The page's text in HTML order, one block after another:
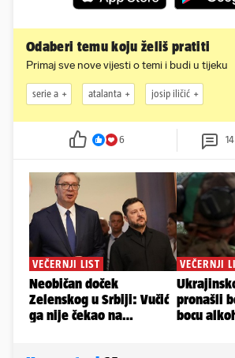
Odaberi temu koju želiš pratiti
Primaj sve nove vijesti o temi i budi u tijeku
serie a atalanta josip iličić
6 14